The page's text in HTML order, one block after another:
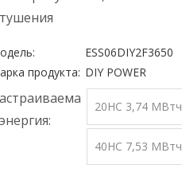
тушения
ESS06DIY2F3650
продукта: DIY POWER
20HC 3,74 МВтч
40HC 7,53 МВтч